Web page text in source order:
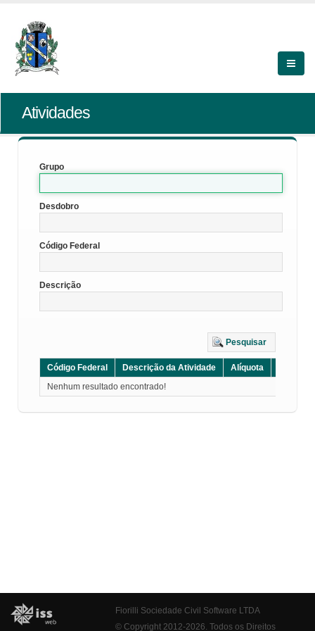
Atividades
Grupo
Desdobro
Código Federal
Descrição
Pesquisar
Código Federal Descrição da Atividade Alíquota
Nenhum resultado encontrado!
Fiorilli Sociedade Civil Software LTDA
© Copyright 2012-2026. Todos os Direitos